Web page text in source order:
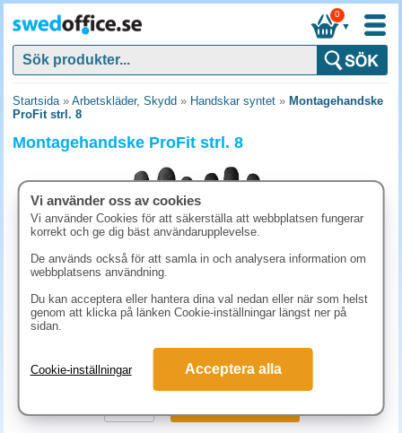
▼
0
Startsida» Arbetskläder, Skydd » Handskar syntet » Montagehandske
ProFit strl. 8
Montagehandske ProFit strl. 8
62.40 kr (inkl. moms)
Vi använder oss av cookies
Vi använder Cookies för att säkerställa att webbplatsen fungerar
korrekt och ge dig bäst användarupplevelse.
De används också för att samla in och analysera information om
webbplatsens användning.
Du kan acceptera eller hantera dina val nedan eller när som helst
genom att klicka på länken Cookie-inställningar längst ner på
sidan.
Cookie-inställningar Acceptera alla